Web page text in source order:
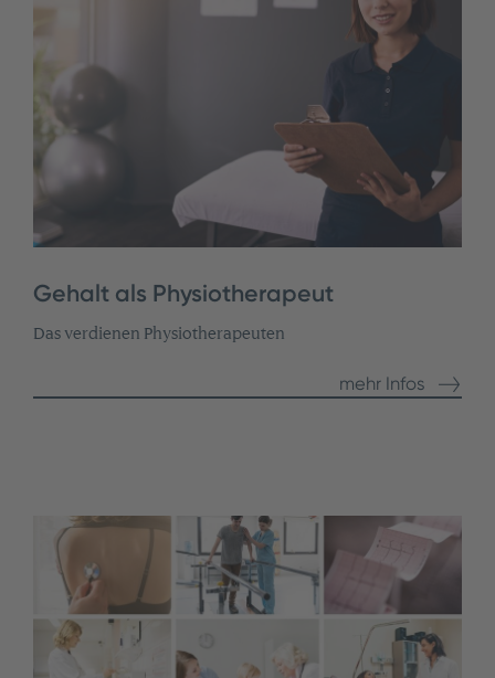
Gehalt als Physiotherapeut
Das verdienen Physiotherapeuten
mehr Infos